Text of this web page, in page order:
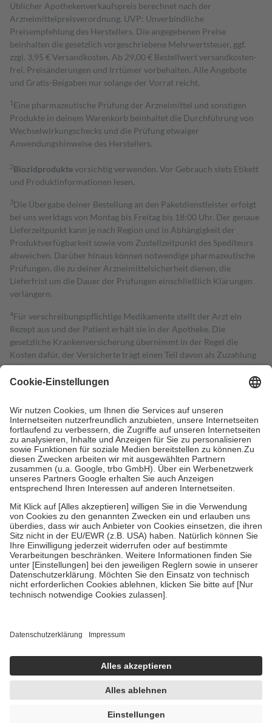
Üblicher Apothekenverkaufspreis berechnet nach der
Arzneimittelpreisverordnung. UVP: Unverbindliche
Preisempfehlung des Herstellers. Die angegebenen Preise
beinhalten die gesetzlich vorgeschriebene Mehrwertsteuer, ggf.
zzgl. 3,95 € Versandkosten. Ab 29,00 € Bestell­wert versand­kosten­
frei. Preisänderungen und Irrtümer vorbehalten. Alle Angebote
und Gratis-Beigaben nur solange der Vorrat reicht.
1 Eine pharmazeutische Prüfung der Arzneimittel und sonstigen
Produkte in deinem Warenkorb beinhaltet die Durchführung von
Wechselwirkungschecks und die Prüfung etwaiger
Anwendungshinweise des Herstellers.
2Biozidproduktevorsichtig verwenden. Vor Gebrauch stets Etikett
und Produktinformationen lesen.
3Die Übergabe deiner Bestellung an den Paketdienstleister erfolgt
bei uns werktags von Montag bis Freitag bis 18:00 Uhr. Der genaue
Lieferzeitpunkt kann je nach Region und in Abhängigkeit der
Produktverfügbarkeit sowie vom Zustellzeitpunkt des Spediteurs
abweichen. Darüber hinaus können notwendige pharmazeutische
Prüfungen, die zu deiner Arzneimittelsicherheit dienen, die
Lieferfrist um die Dauer der Prüfungen einschließlich Klärungen
verlängern.
4Für verschreibungspflichtige Medikamente stellt der Arzt ein
Rezept aus und der Patient erhält sie in der Apotheke. Die
gesetzliche Krankenversicherung übernimmt in der Regel die
Kosten dafür, der Versicherte trägt einen Teil davon als Zuzahlung
mit.
Grundsätzlich leisten Mitglieder Zuzahlungen in Höhe von zehn
höchstens zehn Euro.
Es sind jedoch nie mehr als die tatsächlichen
Kosten der Leistung zu entrichten.
Diese Regeln gelten grundsätzlich auch für Online-Apotheken.
Bei Heilmitteln und häuslicher Krankenpflege beträgt die
Zuzahlung zehn Prozent der Kosten sowie zehn Euro je
Verordnung.
Um das Engagement der Versicherten für ihre eigene Gesundheit zu
stärken und die besondere Stellung der Familie zu unterstützen,
fallenkeine Zuzahlungenan bei:
• Kindern und Jugendlichen bis zum vollendeten 18. Lebensjahr
mit Ausnahme der Fahrkosten
• Untersuchungen zur Vorsorge und Früherkennung, die von der
GKV getragen werden
• empfohlenen Schutzimpfungen
• Harn- und Blutteststreifen
getroffen, um sicherzustellen, dass es sich um echte Bewertungen
https://help.etrusted.com/hc/de/articles/4419944605341
Einige Bilder und Inhalte wurden unter Zuhilfenahme künstlicher